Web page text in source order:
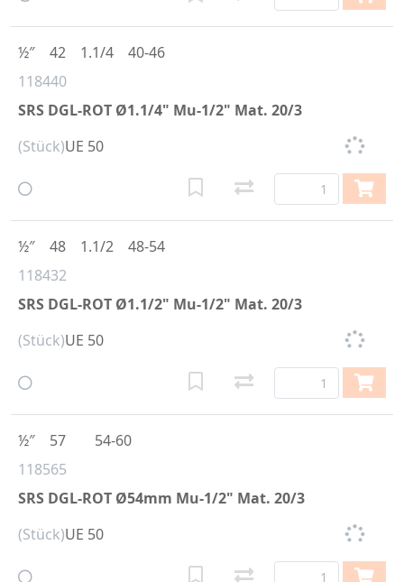
118440
SRS DGL-ROT Ø1.1/4" Mu-1/2" Mat. 20/3
½″ 42 1.1/4 40-46
(Stück)UE 50
118432
SRS DGL-ROT Ø1.1/2" Mu-1/2" Mat. 20/3
½″ 48 1.1/2 48-54
(Stück)UE 50
118565
SRS DGL-ROT Ø54mm Mu-1/2" Mat. 20/3
½″ 57 54-60
(Stück)UE 50